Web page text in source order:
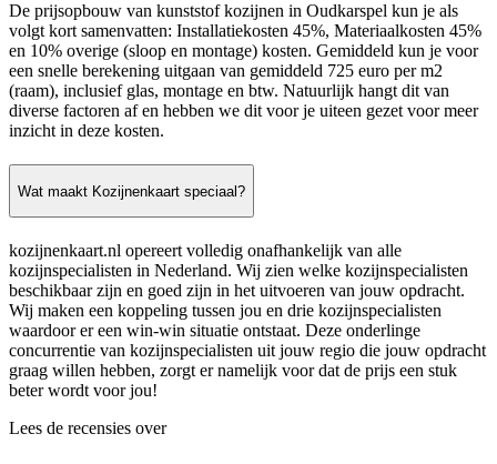
De prijsopbouw van kunststof kozijnen in Oudkarspel kun je als
volgt kort samenvatten: Installatiekosten 45%, Materiaalkosten 45%
en 10% overige (sloop en montage) kosten. Gemiddeld kun je voor
een snelle berekening uitgaan van gemiddeld 725 euro per m2
(raam), inclusief glas, montage en btw. Natuurlijk hangt dit van
diverse factoren af en hebben we dit voor je uiteen gezet voor meer
inzicht in deze kosten.
Wat maakt Kozijnenkaart speciaal?
kozijnenkaart.nl opereert volledig onafhankelijk van alle
kozijnspecialisten in Nederland. Wij zien welke kozijnspecialisten
beschikbaar zijn en goed zijn in het uitvoeren van jouw opdracht.
Wij maken een koppeling tussen jou en drie kozijnspecialisten
waardoor er een win-win situatie ontstaat. Deze onderlinge
concurrentie van kozijnspecialisten uit jouw regio die jouw opdracht
graag willen hebben, zorgt er namelijk voor dat de prijs een stuk
beter wordt voor jou!
Lees de recensies over